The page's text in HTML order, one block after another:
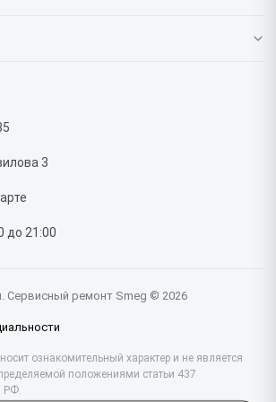
оплаты
3
до 21:00
Сервисный ремонт Smeg © 2026
ознакомительный характер и не является
положениями статьи 437
РФ.